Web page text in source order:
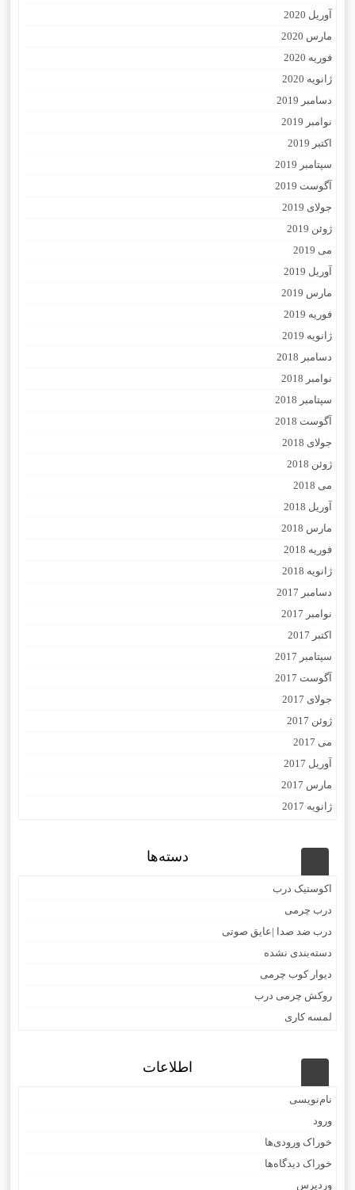
آوریل 2020
مارس 2020
فوریه 2020
ژانویه 2020
دسامبر 2019
نوامبر 2019
اکتبر 2019
سپتامبر 2019
آگوست 2019
جولای 2019
ژوئن 2019
می 2019
آوریل 2019
مارس 2019
فوریه 2019
ژانویه 2019
دسامبر 2018
نوامبر 2018
سپتامبر 2018
آگوست 2018
جولای 2018
ژوئن 2018
می 2018
آوریل 2018
مارس 2018
فوریه 2018
ژانویه 2018
دسامبر 2017
نوامبر 2017
اکتبر 2017
سپتامبر 2017
آگوست 2017
جولای 2017
ژوئن 2017
می 2017
آوریل 2017
مارس 2017
ژانویه 2017
دسته‌ها
اکوستیک درب
درب چرمی
درب ضد صدا |عایق صوتی
دسته‌بندی نشده
دیوار کوب چرمی
روکش چرمی درب
لمسه کاری
اطلاعات
نام‌نویسی
ورود
خوراک ورودی‌ها
خوراک دیدگاه‌ها
وردپرس